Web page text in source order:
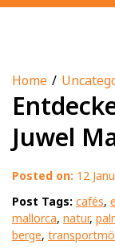
Home
Juwel
Posted on: 12
Post Tags: cafés,
mallorca, natur,
berge,